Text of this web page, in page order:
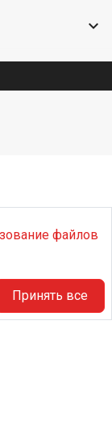

файлов
Принять все